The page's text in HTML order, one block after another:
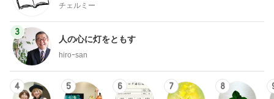
チェルミー
3
人の心に灯をともす
hiroｰsan
4 5 6 7 8